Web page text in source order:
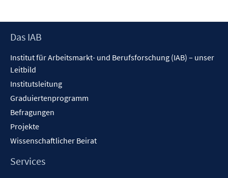
Footer
Das IAB
Institut für Arbeitsmarkt- und Berufsforschung (IAB) – unser
Leitbild
Institutsleitung
Graduiertenprogramm
Befragungen
Projekte
Wissenschaftlicher Beirat
Services